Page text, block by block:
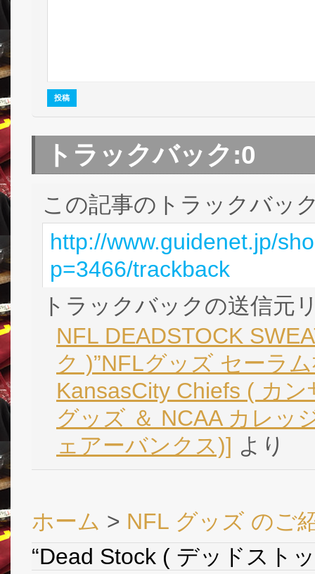
トラックバック:0
この記事のトラックバッ
http://www.guidenet.jp/
p=3466/trackback
トラックバックの送信元
NFL DEADSTOCK
ク )”NFLグッズ セーラ
KansasCity Chiefs ( カ
グッズ ＆ NCAA カレッ
ェアーバンクス)] より
ホーム > NFL グッズ のご
“Dead Stock ( デッドスト